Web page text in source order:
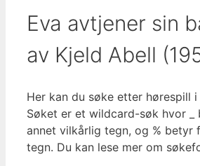
Eva avtjener sin
av Kjeld Abell
Her kan du søke etter hørespill i
Søket er et wildcard-søk hvor _
annet vilkårlig tegn, og % betyr
tegn. Du kan lese mer om